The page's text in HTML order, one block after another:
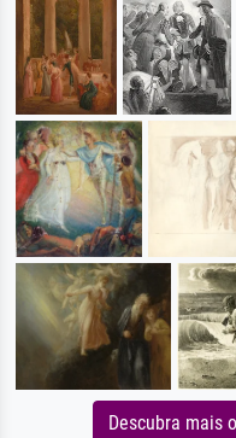
Descubra mais